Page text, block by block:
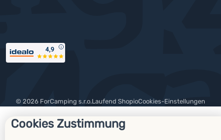
Cookies Zustimmung
Auszeichnungen
© 2026 ForCamping s.r.o. laufend ShopioCookies-Einstellungen